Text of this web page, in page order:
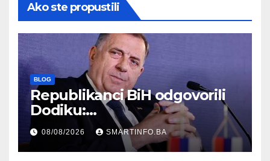
Ako ste propustili
BLOG
Republikanci BiH odgovorili
Dodiku:
Bosanskohercegovačka
kultura postoji i pripada svim
građanima
08/08/2026 SMARTINFO.BA